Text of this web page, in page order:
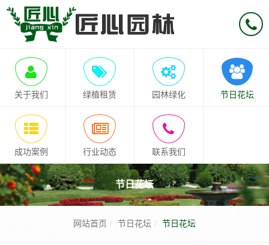
关于我们 绿植租赁 园林绿化 节日花坛
成功案例 行业动态 联系我们
节日花坛
网站首页 节日花坛 节日花坛